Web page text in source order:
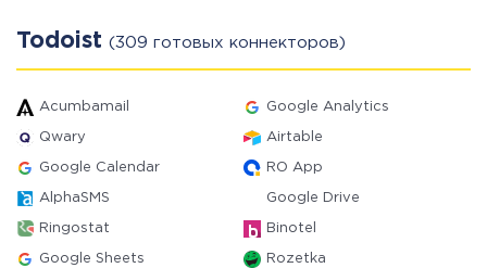
Todoist (309 готовых коннекторов)
Acumbamail Google Analytics
Qwary Airtable
Google Calendar RO App
AlphaSMS Google Drive
Ringostat Binotel
Google Sheets Rozetka